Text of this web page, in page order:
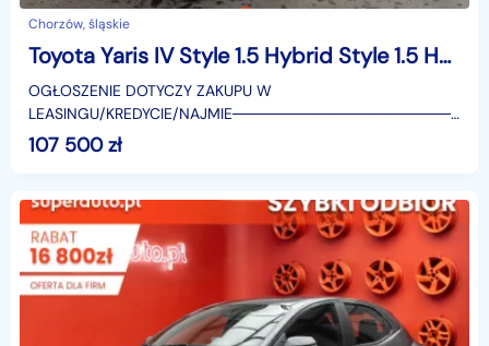
Chorzów, śląskie
Toyota Yaris IV Style 1.5 Hybrid Style 1.5 Hybrid 116KM | Podgrzewane fotele!
OGŁOSZENIE DOTYCZY ZAKUPU W
LEASINGU/KREDYCIE/
SUPERAUTO.PL?✔ Lider ryn
107 500zł